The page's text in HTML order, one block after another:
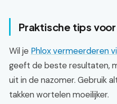
Praktische tips
Wil je Phlox vermeerderen
geeft de beste resultaten,
uit in de nazomer. Gebruik
takken wortelen moeilijker.